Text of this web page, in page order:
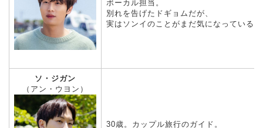
ボーカル担当。
別れを告げたドギョムだが、
実はソンイのことがまだ気になっている?!
ソ・ジガン
（アン・ウヨン）
30歳。カップル旅行のガイド。